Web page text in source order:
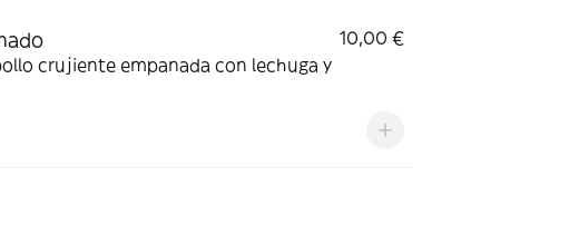
10,00 €
crujiente empanada con lechuga y